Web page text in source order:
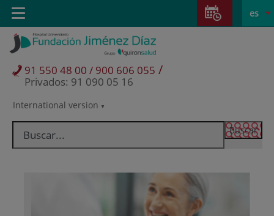
Saltar al contenido
Saltar
contenido
Selector
idioma
activo
es
International version
91 550 48 00 / 900 606 055 /
Privados: 91 090 05 16
Toggle
navigation